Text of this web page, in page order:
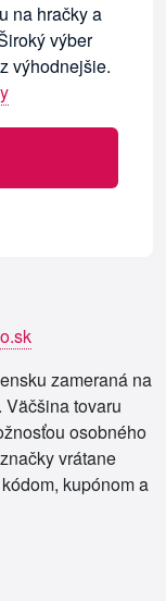
na hračky a
výber
výhodnejšie.
zameraná na
Väčšina tovaru
osobného
vrátane
kupónom a